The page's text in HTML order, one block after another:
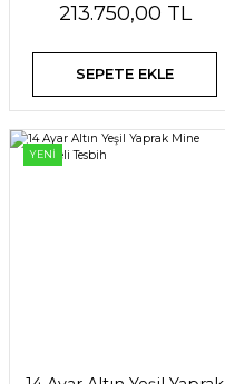
213.750,00 TL
SEPETE EKLE
YENİ